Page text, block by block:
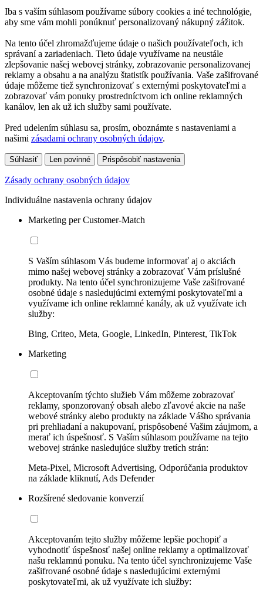
Iba s vaším súhlasom používame súbory cookies a iné technológie,
aby sme vám mohli ponúknuť personalizovaný nákupný zážitok.
Na tento účel zhromažďujeme údaje o našich používateľoch, ich
správaní a zariadeniach. Tieto údaje využívame na neustále
zlepšovanie našej webovej stránky, zobrazovanie personalizovanej
reklamy a obsahu a na analýzu štatistík používania. Vaše zašifrované
údaje môžeme tiež synchronizovať s externými poskytovateľmi a
zobrazovať vám ponuky prostredníctvom ich online reklamných
kanálov, len ak už ich služby sami používate.
Pred udelením súhlasu sa, prosím, oboznámte s nastaveniami a
našimi zásadami ochrany osobných údajov.
Súhlasiť Len povinné Prispôsobiť nastavenia
Zásady ochrany osobných údajov
Individuálne nastavenia ochrany údajov
Marketing per Customer-Match
S Vaším súhlasom Vás budeme informovať aj o akciách
mimo našej webovej stránky a zobrazovať Vám príslušné
produkty. Na tento účel synchronizujeme Vaše zašifrované
osobné údaje s nasledujúcimi externými poskytovateľmi a
využívame ich online reklamné kanály, ak už využívate ich
služby:
Bing, Criteo, Meta, Google, LinkedIn, Pinterest, TikTok
Marketing
Akceptovaním týchto služieb Vám môžeme zobrazovať
reklamy, sponzorovaný obsah alebo zľavové akcie na naše
webové stránky alebo produkty na základe Vášho správania
pri prehliadaní a nakupovaní, prispôsobené Vašim záujmom, a
merať ich úspešnosť. S Vaším súhlasom používame na tejto
webovej stránke nasledujúce služby tretích strán:
Meta-Pixel, Microsoft Advertising, Odporúčania produktov
na základe kliknutí, Ads Defender
Rozšírené sledovanie konverzií
Akceptovaním tejto služby môžeme lepšie pochopiť a
vyhodnotiť úspešnosť našej online reklamy a optimalizovať
našu reklamnú ponuku. Na tento účel synchronizujeme Vaše
zašifrované osobné údaje s nasledujúcimi externými
poskytovateľmi, ak už využívate ich služby: